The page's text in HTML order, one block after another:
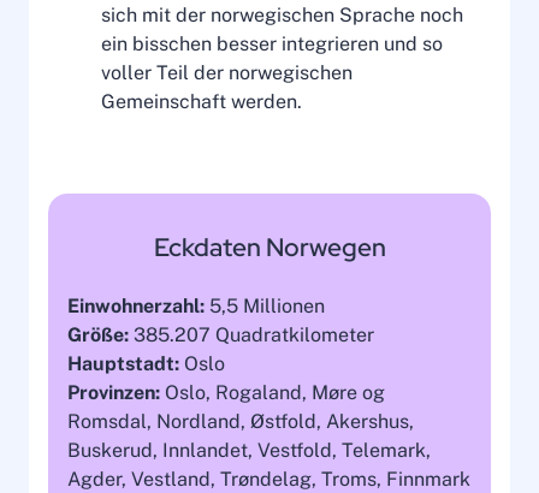
sich mit der norwegischen Sprache noch
ein bisschen besser integrieren und so
voller Teil der norwegischen
Gemeinschaft werden.
Eckdaten Norwegen
Einwohnerzahl: 5,5 Millionen
Größe: 385.207 Quadratkilometer
Hauptstadt: Oslo
Provinzen: Oslo, Rogaland, Møre og
Romsdal, Nordland, Østfold, Akershus,
Buskerud, Innlandet, Vestfold, Telemark,
Agder, Vestland, Trøndelag, Troms, Finnmark